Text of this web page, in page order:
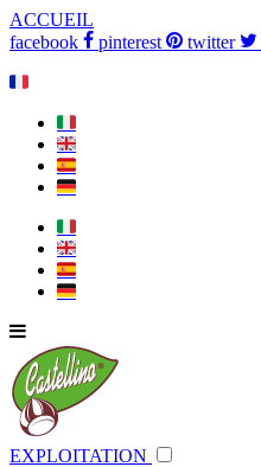
ACCUEIL
facebook
pinterest twitter
🇫🇷
🇮🇹
🇬🇧
🇪🇸
🇩🇪
🇮🇹
🇬🇧
🇪🇸
🇩🇪
EXPLOITATION